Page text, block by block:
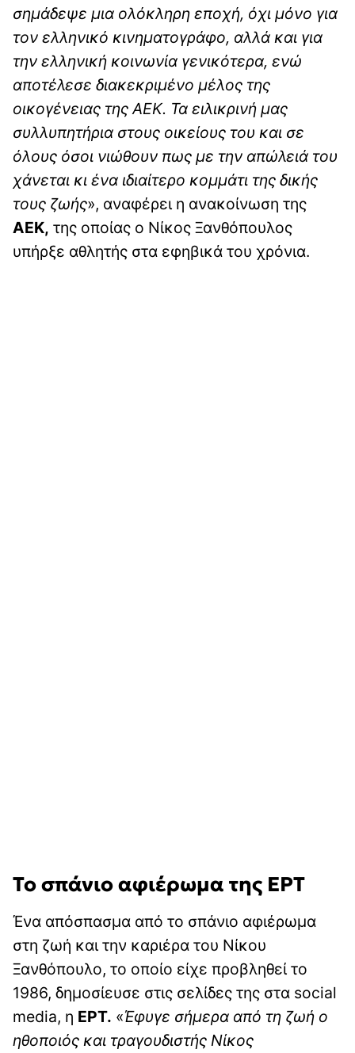
σημάδεψε μια ολόκληρη εποχή, όχι μόνο για
τον ελληνικό κινηματογράφο, αλλά και για
την ελληνική κοινωνία γενικότερα, ενώ
αποτέλεσε διακεκριμένο μέλος της
οικογένειας της ΑΕΚ. Τα ειλικρινή μας
συλλυπητήρια στους οικείους του και σε
όλους όσοι νιώθουν πως με την απώλειά του
χάνεται κι ένα ιδιαίτερο κομμάτι της δικής
τους ζωής», αναφέρει η ανακοίνωση της
ΑΕΚ, της οποίας ο Νίκος Ξανθόπουλος
υπήρξε αθλητής στα εφηβικά του χρόνια.
Το σπάνιο αφιέρωμα της ΕΡΤ
Ένα απόσπασμα από το σπάνιο αφιέρωμα
στη ζωή και την καριέρα του Νίκου
Ξανθόπουλο, το οποίο είχε προβληθεί το
1986, δημοσίευσε στις σελίδες της στα social
media, η ΕΡΤ. «Έφυγε σήμερα από τη ζωή ο
ηθοποιός και τραγουδιστής Νίκος